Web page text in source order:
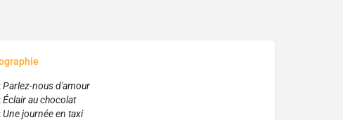
Parlez-nous d'amour
Éclair au chocolat
Une journée en taxi